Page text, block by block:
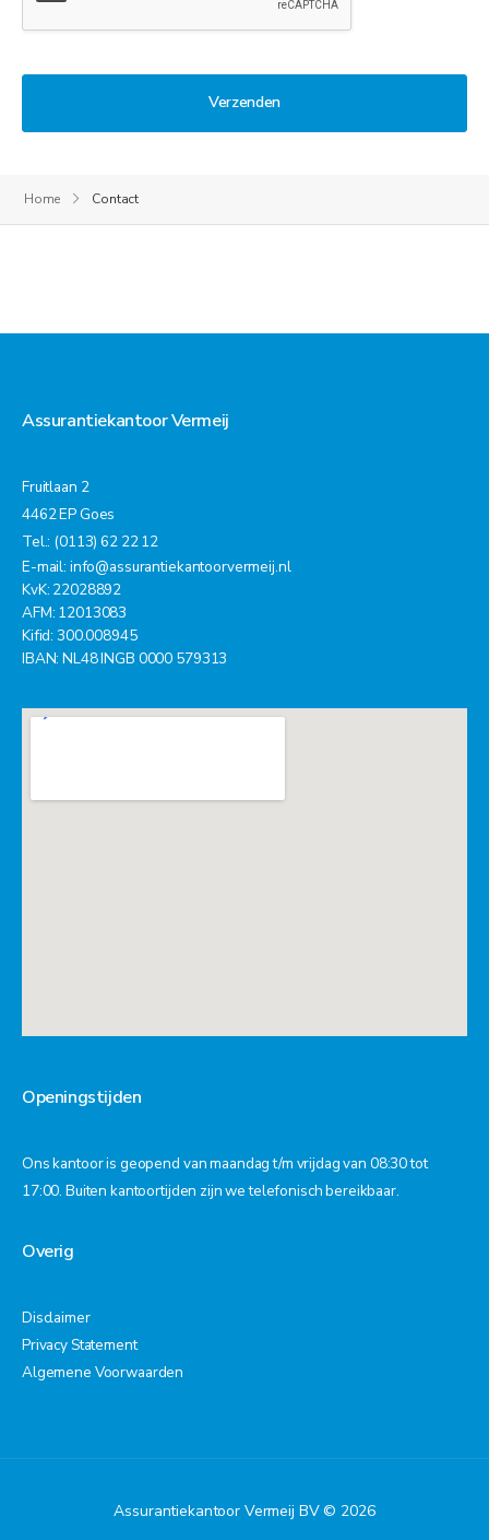
Verzenden
Home Contact
Assurantiekantoor Vermeij
Fruitlaan 2
4462 EP Goes
Tel.: (0113) 62 22 12
E-mail: info@assurantiekantoorvermeij.nl
KvK: 22028892
AFM: 12013083
Kifid: 300.008945
IBAN: NL48 INGB 0000 579313
Openingstijden
Ons kantoor is geopend van maandag t/m vrijdag van 08:30 tot
17:00. Buiten kantoortijden zijn we telefonisch bereikbaar.
Overig
Disclaimer
Privacy Statement
Algemene Voorwaarden
Assurantiekantoor Vermeij BV © 2026